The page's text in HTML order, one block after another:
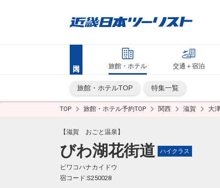
旅館・ホテル 交通＋宿泊
旅館・ホテルTOP 特集一覧
TOP 旅館・ホテル予約TOP 関西 滋賀 大
【滋賀 おごと温泉】
びわ湖花街道 ハイクラス
ビワコハナカイドウ
宿コード:S250028